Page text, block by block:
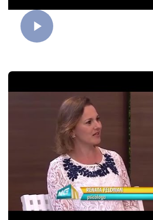
Filhos crescem